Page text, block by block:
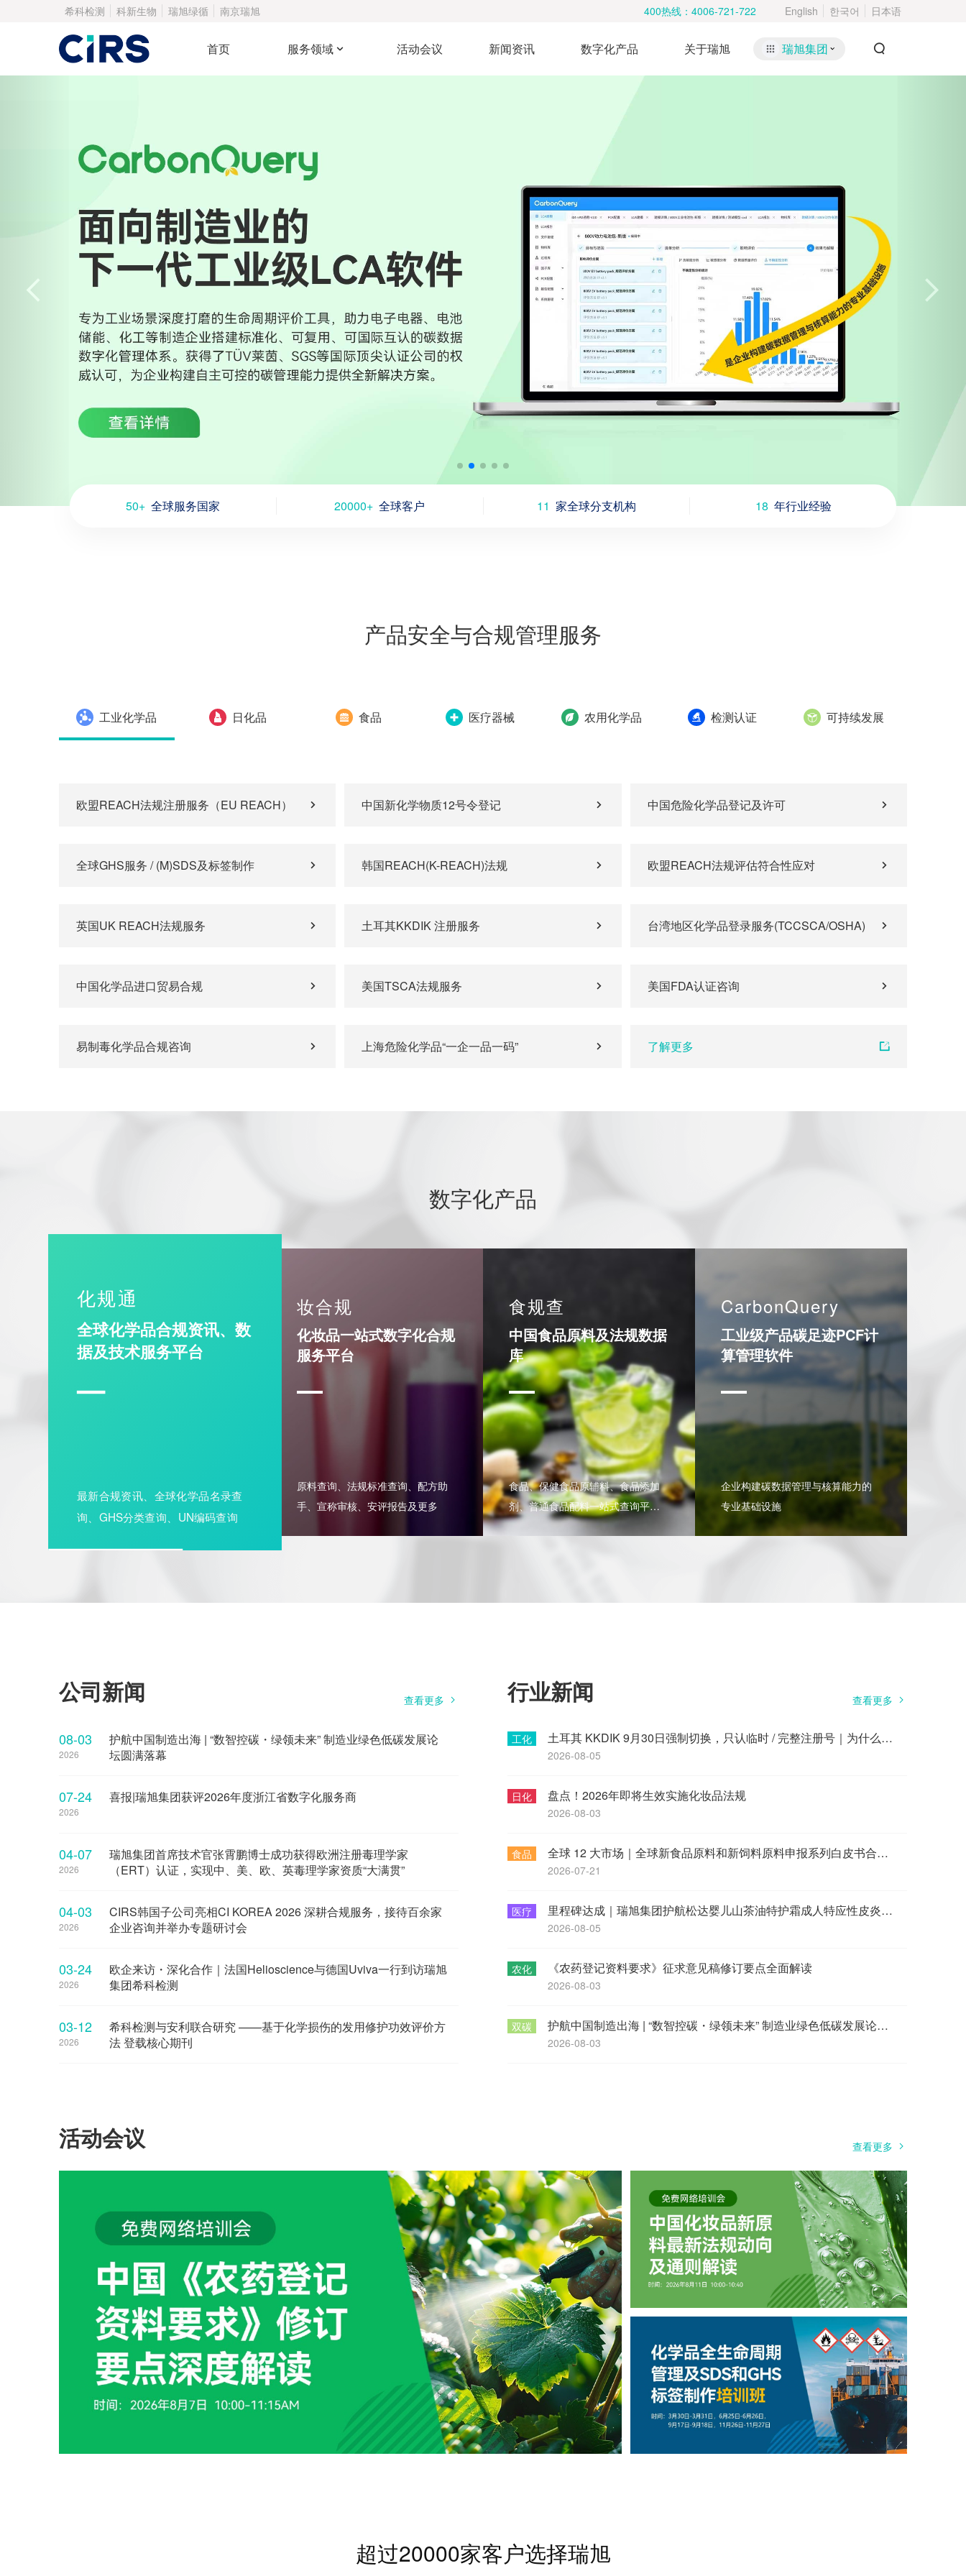
希科检测 科新生物 瑞旭绿循 南京瑞旭 400热线： 4006-721-722 English 한국어 日本语
首页 服务领域 活动会议 新闻资讯 数字化产品 关于瑞旭 瑞旭集团
50+ 全球服务国家 20000+ 全球客户 11 家全球分支机构 18 年行业经验
产品安全与合规管理服务
工业化学品 日化品 食品 医疗器械 农用化学品 检测认证 可持续发展
欧盟REACH法规注册服务（EU REACH） 中国新化学物质12号令登记 中国危险化学品登记及许可
全球GHS服务 / (M)SDS及标签制作 韩国REACH(K-REACH)法规 欧盟REACH法规评估符合性应对
英国UK REACH法规服务 土耳其KKDIK 注册服务 台湾地区化学品登录服务(TCCSCA/OSHA)
中国化学品进口贸易合规 美国TSCA法规服务 美国FDA认证咨询
易制毒化学品合规咨询 上海危险化学品“一企一品一码” 了解更多
数字化产品
化规通
全球化学品合规资讯、数
据及技术服务平台
询、GHS分类查询、UN编码查询
妆合规
化妆品一站式数字化合规
服务平台
原料查询、法规标准查询、配方助
手、宣称审核、安评报告及更多
食规查
中国食品原料及法规数据
库
食品、保健食品原辅料、食品添加
剂、普通食品配料一站式查询平
台。
CarbonQuery
工业级产品碳足迹PCF计
算管理软件
企业构建碳数据管理与核算能力的
专业基础设施
公司新闻 查看更多
08-03
2026
护航中国制造出海 | “数智控碳・绿领未来” 制造业绿色低碳发展论
坛圆满落幕
07-24
2026
喜报|瑞旭集团获评2026年度浙江省数字化服务商
04-07
2026
瑞旭集团首席技术官张霄鹏博士成功获得欧洲注册毒理学家
（ERT）认证，实现中、美、欧、英毒理学家资质“大满贯”
04-03
2026
CIRS韩国子公司亮相CI KOREA 2026 深耕合规服务，接待百余家
企业咨询并举办专题研讨会
03-24
2026
欧企来访・深化合作｜法国Helioscience与德国Uviva一行到访瑞旭
集团希科检测
03-12
2026
希科检测与安利联合研究 ——基于化学损伤的发用修护功效评价方
法 登载核心期刊
行业新闻 查看更多
工化 土耳其 KKDIK 9月30日强制切换，只认临时 / 完整注册号｜为什么选择瑞旭集团做土耳其 KKDIK 法规注册？
2026-08-05
日化 盘点！2026年即将生效实施化妆品法规
2026-08-03
食品 全球 12 大市场｜全球新食品原料和新饲料原料申报系列白皮书合集（持续更新）
2026-07-21
医疗 里程碑达成｜瑞旭集团护航松达婴儿山茶油特护霜成人特应性皮炎临床研究完成全部受试者数据归集
2026-08-05
农化 《农药登记资料要求》征求意见稿修订要点全面解读
2026-08-03
双碳 护航中国制造出海 | “数智控碳・绿领未来” 制造业绿色低碳发展论坛圆满落幕
2026-08-03
活动会议 查看更多
超过20000家客户选择瑞旭